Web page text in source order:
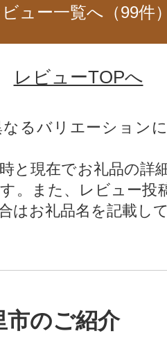
ュー一覧へ（99件
レビューTOPへ
るバリエーション
と現在でお礼品の詳
。また、レビュー投
はお礼品名を記載し
市のご紹介